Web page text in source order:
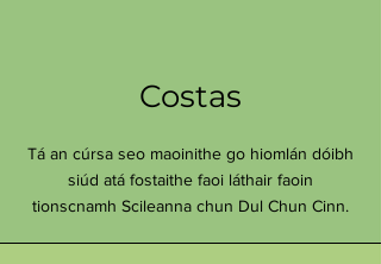
Costas
Tá an cúrsa seo maoinithe go hiomlán dóibh
siúd atá fostaithe faoi láthair faoin
tionscnamh Scileanna chun Dul Chun Cinn.